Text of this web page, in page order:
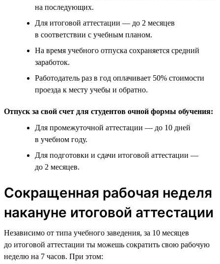
на последующих.
Для итоговой аттестации — до 2 месяцев
в соответствии с учебным планом.
На время учебного отпуска сохраняется средний
заработок.
Работодатель раз в год оплачивает 50% стоимости
проезда к месту учебы и обратно.
Отпуск за свой счет для студентов очной формы обучения:
Для промежуточной аттестации — до 10 дней
в учебном году.
Для подготовки и сдачи итоговой аттестации —
до 2 месяцев.
Сокращенная рабочая неделя
накануне итоговой аттестации
Независимо от типа учебного заведения, за 10 месяцев
до итоговой аттестации ты можешь сократить свою рабочую
неделю на 7 часов. При этом: